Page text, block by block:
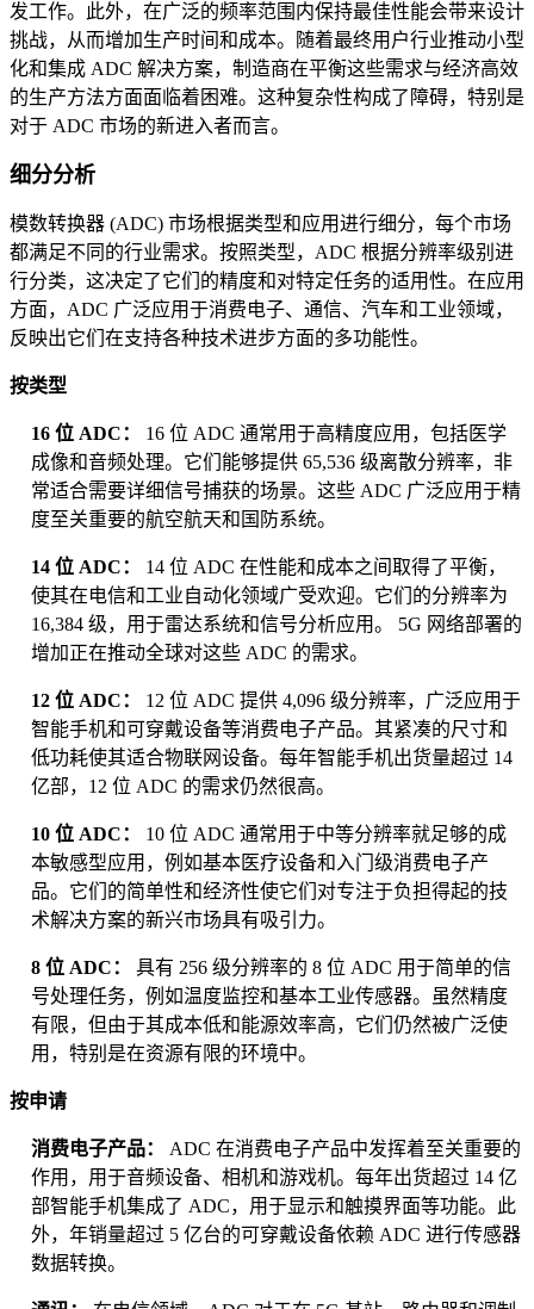
发工作。此外，在广泛的频率范围内保持最佳性能会带来设计
挑战，从而增加生产时间和成本。随着最终用户行业推动小型
化和集成 ADC 解决方案，制造商在平衡这些需求与经济高效
的生产方法方面面临着困难。这种复杂性构成了障碍，特别是
对于 ADC 市场的新进入者而言。
细分分析
模数转换器 (ADC) 市场根据类型和应用进行细分，每个市场
都满足不同的行业需求。按照类型，ADC 根据分辨率级别进
行分类，这决定了它们的精度和对特定任务的适用性。在应用
方面，ADC 广泛应用于消费电子、通信、汽车和工业领域，
反映出它们在支持各种技术进步方面的多功能性。
按类型
16 位 ADC： 16 位 ADC 通常用于高精度应用，包括医学
成像和音频处理。它们能够提供 65,536 级离散分辨率，非
常适合需要详细信号捕获的场景。这些 ADC 广泛应用于精
度至关重要的航空航天和国防系统。
14 位 ADC： 14 位 ADC 在性能和成本之间取得了平衡，
使其在电信和工业自动化领域广受欢迎。它们的分辨率为
16,384 级，用于雷达系统和信号分析应用。 5G 网络部署的
增加正在推动全球对这些 ADC 的需求。
12 位 ADC： 12 位 ADC 提供 4,096 级分辨率，广泛应用于
智能手机和可穿戴设备等消费电子产品。其紧凑的尺寸和
低功耗使其适合物联网设备。每年智能手机出货量超过 14
亿部，12 位 ADC 的需求仍然很高。
10 位 ADC： 10 位 ADC 通常用于中等分辨率就足够的成
本敏感型应用，例如基本医疗设备和入门级消费电子产
品。它们的简单性和经济性使它们对专注于负担得起的技
术解决方案的新兴市场具有吸引力。
8 位 ADC： 具有 256 级分辨率的 8 位 ADC 用于简单的信
号处理任务，例如温度监控和基本工业传感器。虽然精度
有限，但由于其成本低和能源效率高，它们仍然被广泛使
用，特别是在资源有限的环境中。
按申请
消费电子产品： ADC 在消费电子产品中发挥着至关重要的
作用，用于音频设备、相机和游戏机。每年出货超过 14 亿
部智能手机集成了 ADC，用于显示和触摸界面等功能。此
外，年销量超过 5 亿台的可穿戴设备依赖 ADC 进行传感器
数据转换。